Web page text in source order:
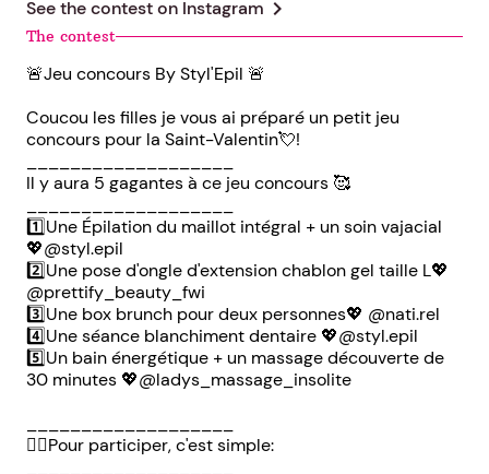
See the contest on Instagram chevron_right
The contest
🚨Jeu concours By Styl'Epil 🚨
Coucou les filles je vous ai préparé un petit jeu
concours pour la Saint-Valentin💘!
Il y aura 5 gagantes à ce jeu concours 🥰
1️⃣Une Épilation du maillot intégral + un soin vajacial
💖@styl.epil
2️⃣Une pose d'ongle d'extension chablon gel taille L💖
@prettify_beauty_fwi
3️⃣Une box brunch pour deux personnes💖 @nati.rel
4️⃣Une séance blanchiment dentaire 💖@styl.epil
5️⃣Un bain énergétique + un massage découverte de
30 minutes 💖@ladys_massage_insolite
👉🏽Pour participer, c'est simple: